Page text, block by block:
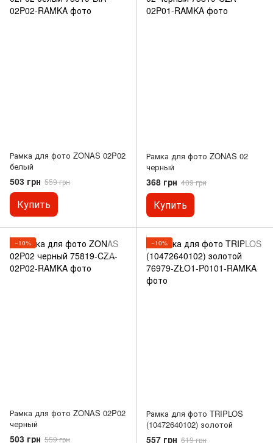
Рамка для фото ZONAS 02P02
белый
503 грн 559 грн
Купить
Рамка для фото ZONAS 02
черный
368 грн 409 грн
Купить
−10%
Рамка для фото ZONAS 02P02
черный
503 грн 559 грн
−10%
Рамка для фото TRIPLOS
(10472640102) золотой
557 грн 619 грн